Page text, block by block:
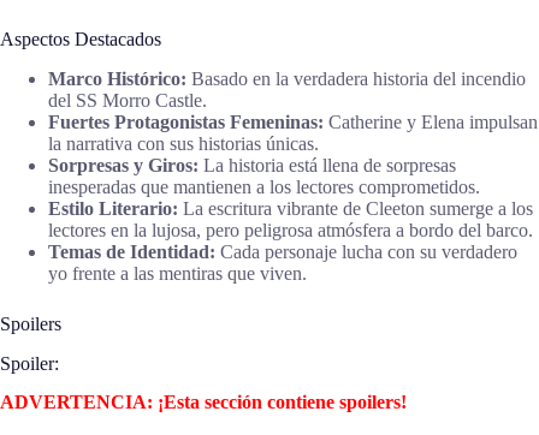
Aspectos Destacados
Marco Histórico: Basado en la verdadera historia del incendio
del SS Morro Castle.
Fuertes Protagonistas Femeninas: Catherine y Elena impulsan
la narrativa con sus historias únicas.
Sorpresas y Giros: La historia está llena de sorpresas
inesperadas que mantienen a los lectores comprometidos.
Estilo Literario: La escritura vibrante de Cleeton sumerge a los
lectores en la lujosa, pero peligrosa atmósfera a bordo del barco.
Temas de Identidad: Cada personaje lucha con su verdadero
yo frente a las mentiras que viven.
Spoilers
Spoiler:
ADVERTENCIA: ¡Esta sección contiene spoilers!